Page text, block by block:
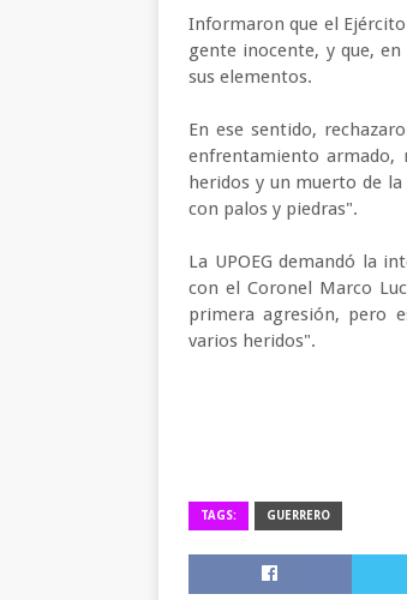
Informaron que el
gente inocente, y que,
sus elementos.
En ese sentido,
enfrentamiento armado,
heridos y un muerto de la
con palos y piedras".
La UPOEG demandó la
con el Coronel Marco
primera agresión, pero
varios heridos".
TAGS: GUERRERO